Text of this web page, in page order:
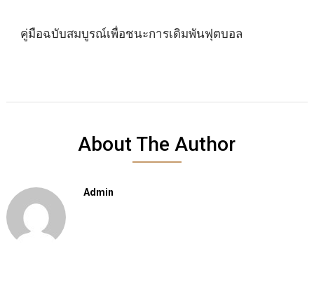
คู่มือฉบับสมบูรณ์เพื่อชนะการเดิมพันฟุตบอล
About The Author
Admin